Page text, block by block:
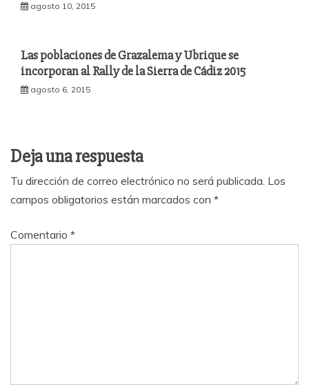
agosto 10, 2015
Las poblaciones de Grazalema y Ubrique se
incorporan al Rally de la Sierra de Cádiz 2015
agosto 6, 2015
Deja una respuesta
Tu dirección de correo electrónico no será publicada. Los
campos obligatorios están marcados con *
Comentario *